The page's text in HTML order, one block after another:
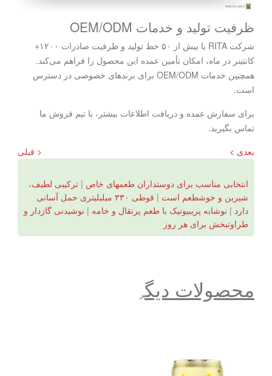
ظرفیت تولید و خدمات OEM/ODM
شرکت RITA با بیش از ۵۰ خط تولید و ظرفیت صادرات ۱۲۰۰+
کانتینر در ماه، امکان تأمین عمده این محصول را فراهم می‌کند.
همچنین خدمات OEM/ODM برای برندهای خصوصی در دسترس
است.
برای سفارش عمده و دریافت اطلاعات بیشتر، با تیم فروش ما
تماس بگیرید.
< قبلی
بعدی >
انتخابی مناسب برای دوستداران طعمهای خاص | ترکیبی لطیف،
شیرین و خوشطعم است |
قوطی ۳۳۰ میلیلیتری حمل آسانی
دارد | نوشابه پریبیوتیک با طعم پرتقال و خامه | نوشیدنی گازدار و
طراوتبخش برای هر روز
محصولات دیگر